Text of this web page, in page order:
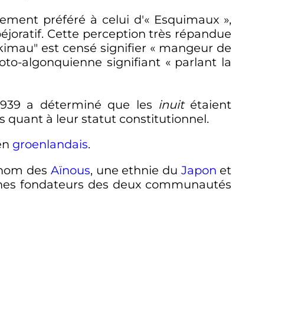
préféré à celui d'« Esquimaux »,
Cette perception très répandue
est censé signifier « mangeur de
algonquienne signifiant « parlant la
a déterminé que les inuitétaient
quant à leur statut constitutionnel.
groenlandais.
des Aïnous, une ethnie du Japon et
fondateurs des deux communautés